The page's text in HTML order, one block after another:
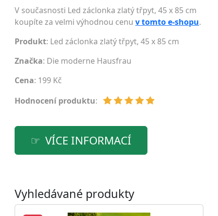
V současnosti Led záclonka zlatý třpyt, 45 x 85 cm
koupíte za velmi výhodnou cenu v tomto e-shopu.
Produkt: Led záclonka zlatý třpyt, 45 x 85 cm
Značka: Die moderne Hausfrau
Cena: 199 Kč
Hodnocení produktu:
VÍCE INFORMACÍ
Vyhledávané produkty